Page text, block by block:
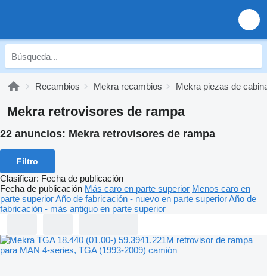
Recambios Mekra recambios Mekra piezas de
Mekra retrovisores de rampa
22 anuncios: Mekra retrovisores de rampa
Filtro
Clasificar: Fecha de publicación
Fecha de publicación Más caro en parte superior Menos caro en
parte superiorAño de fabricación - nuevo en parte superiorAño de
fabricación - más antiguo en parte superior